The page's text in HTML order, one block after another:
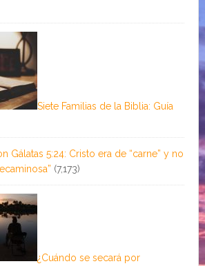
Siete Familias de la Biblia: Guía
Gálatas 5:24: Cristo era de “carne” y no
(7,173)
¿Cuándo se secará por